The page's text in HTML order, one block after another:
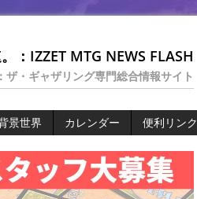
：IZZET MTG NEWS FLASH
ザ・ギャザリング専門総合情報サイト
景世界 カレンダー 便利リンク